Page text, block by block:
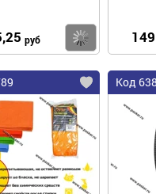
руб Купить
Код